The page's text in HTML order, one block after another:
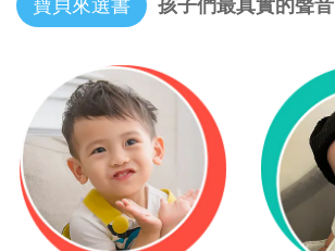
寶貝來選書 孩子們最真實的聲音